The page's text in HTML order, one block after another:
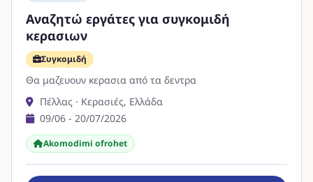
Αναζητώ εργάτες για συγκομιδή
κερασιων
Συγκομιδή
Θα μαζευουν κερασια από τα δεντρα
Πέλλας · Κερασιές, Ελλάδα
09/06 - 20/07/2026
Akomodimi ofrohet